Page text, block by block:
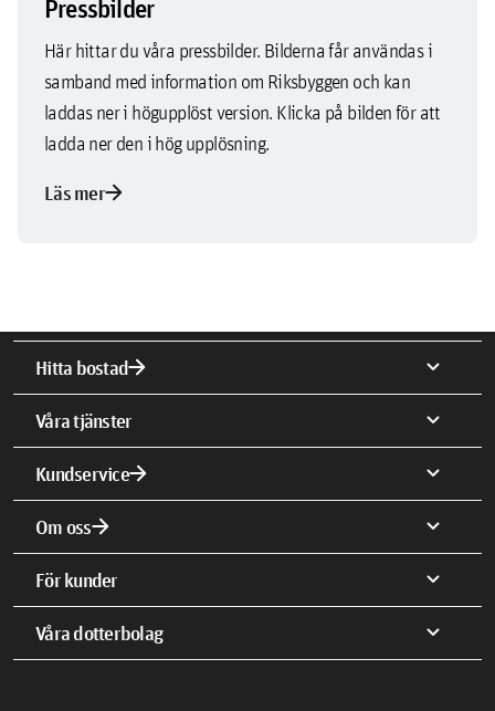
Pressbilder
Här hittar du våra pressbilder. Bilderna får användas i
samband med information om Riksbyggen och kan
laddas ner i högupplöst version. Klicka på bilden för att
ladda ner den i hög upplösning.
Läs merarrow_forward
Hitta bostadarrow_forward expand_more
Våra tjänster expand_more
Kundservicearrow_forward expand_more
Om ossarrow_forward expand_more
För kunder expand_more
Våra dotterbolag expand_more